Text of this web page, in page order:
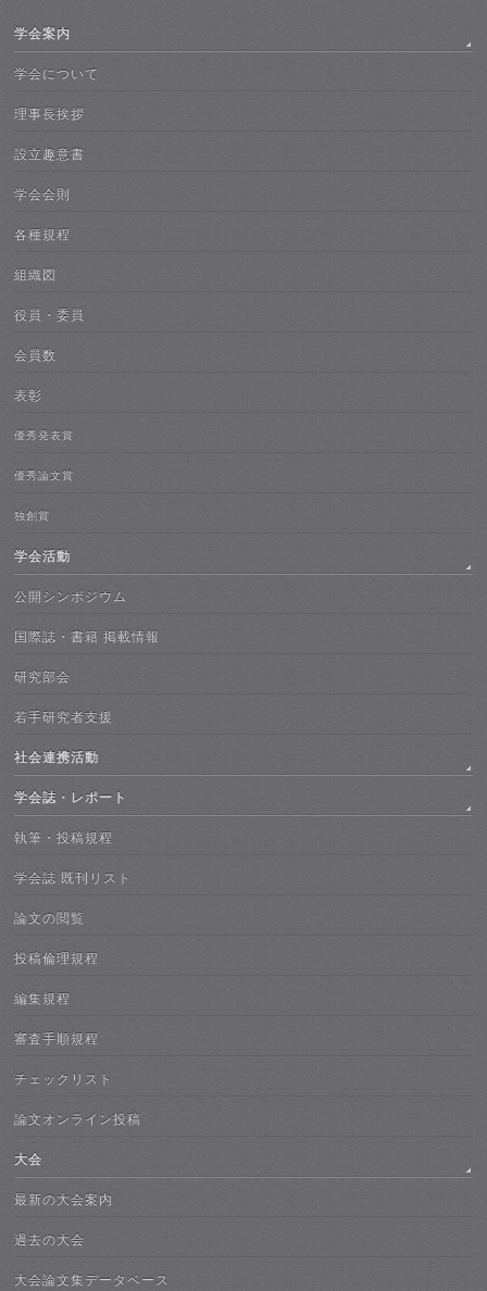
学会案内
学会について
理事長挨拶
設立趣意書
学会会則
各種規程
組織図
役員・委員
会員数
表彰
優秀発表賞
優秀論文賞
独創賞
学会活動
公開シンポジウム
国際誌・書籍 掲載情報
研究部会
若手研究者支援
社会連携活動
学会誌・レポート
執筆・投稿規程
学会誌 既刊リスト
論文の閲覧
投稿倫理規程
編集規程
審査手順規程
チェックリスト
論文オンライン投稿
大会
最新の大会案内
過去の大会
大会論文集データベース